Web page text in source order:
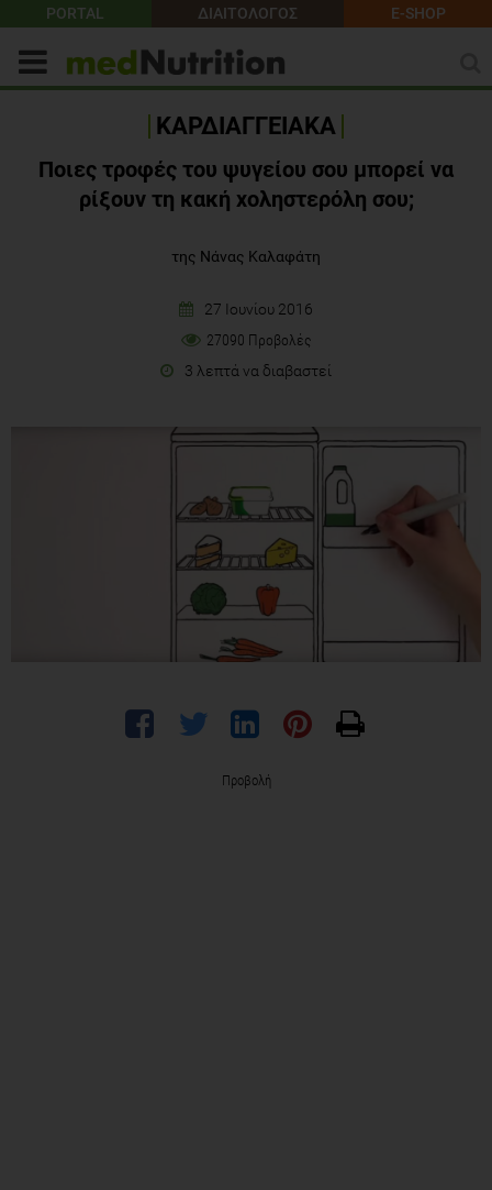
PORTAL ΔΙΑΙΤΟΛΟΓΟΣ E-SHOP
ΚΑΡΔΙΑΓΓΕΙΑΚΑ
Ποιες τροφές του ψυγείου σου μπορεί να
ρίξουν τη κακή χοληστερόλη σου;
της Νάνας Καλαφάτη
27 Ιουνίου 2016
27090 Προβολές
3 λεπτά να διαβαστεί
Προβολή